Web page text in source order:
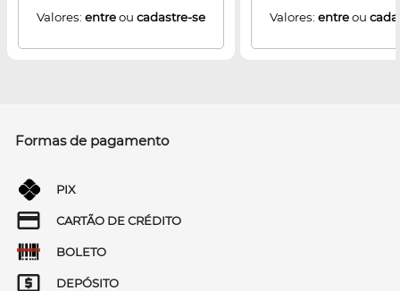
Valores: entreou cadastre-se Valores: entreou
Formas de pagamento
PIX
CARTÃO DE CRÉDITO
BOLETO
DEPÓSITO